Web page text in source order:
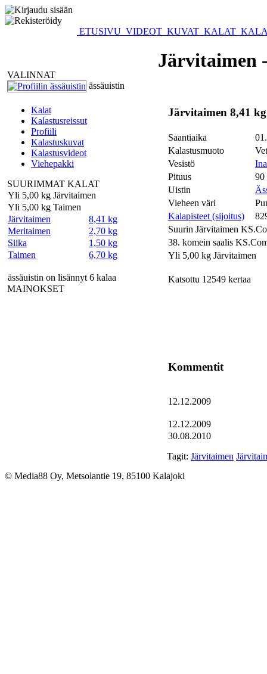
ETUSIVU VIDEOT KUVAT KALAT
VALINNAT
ässäuistin
Kalat
Kalastusreissut
Profiili
Kalastuskuvat
Kalastusvideot
Viehepakki
SUURIMMAT KALAT
Yli 5,00 kg Järvitaimen
Yli 5,00 kg Taimen
Järvitaimen
8,41 kg
Meritaimen
2,70 kg
Siika
1,50 kg
Taimen
6,70 kg
ässäuistin on lisännyt 6 kalaa
MAINOKSET
Järvitaimen
Järvitaimen 8,41 kg
Saantiaika
Kalastusmuoto
Vesistö
Pituus
90
Uistin
Vieheen väri
Kalapisteet (sijoitus)
Suurin Järvitaimen
38. komein saalis
Yli 5,00 kg Järvitaimen
Katsottu 12549 kertaa
Kommentit
12.12.2009
12.12.2009
30.08.2010
Tagit: Järvitaimen
© Media88 Oy, Metsolantie 19, 85100 Kalajoki